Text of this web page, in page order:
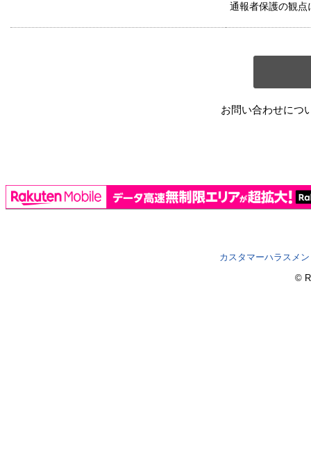
通報者保護の観点
お問い合わせにつ
カスタマーハラスメ
©